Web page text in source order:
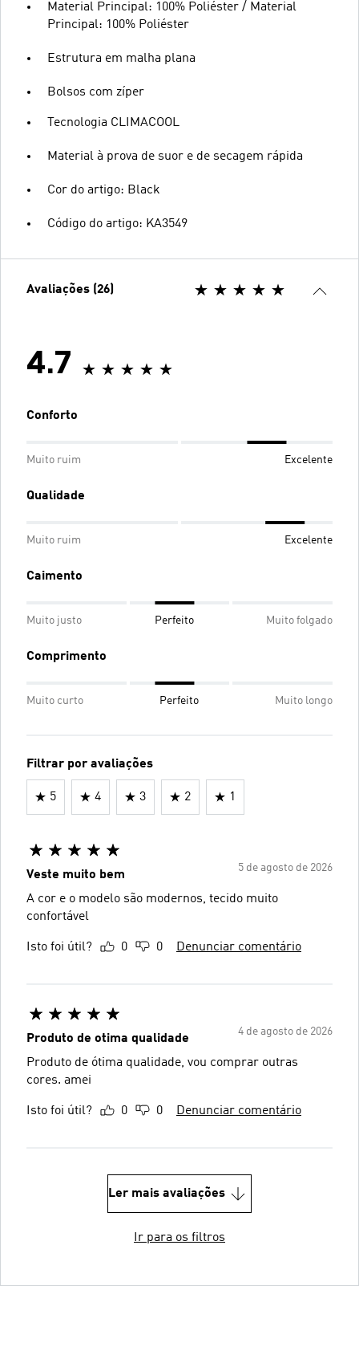
Material Principal: 100% Poliéster / Material
Principal: 100% Poliéster
Estrutura em malha plana
Bolsos com zíper
Tecnologia CLIMACOOL
Material à prova de suor e de secagem rápida
Cor do artigo: Black
Código do artigo: KA3549
Avaliações (26)
4.7
Conforto
Muito ruim Excelente
Qualidade
Muito ruim Excelente
Caimento
Muito justo Perfeito Muito folgado
Comprimento
Muito curto Perfeito Muito longo
Filtrar por avaliações
5 4 3 2 1
5 de agosto de 2026
Veste muito bem
A cor e o modelo são modernos, tecido muito
confortável
Isto foi útil? 0 0 Denunciar comentário
4 de agosto de 2026
Produto de otima qualidade
Produto de ótima qualidade, vou comprar outras
cores. amei
Isto foi útil? 0 0 Denunciar comentário
Ler mais avaliações
Ir para os filtros